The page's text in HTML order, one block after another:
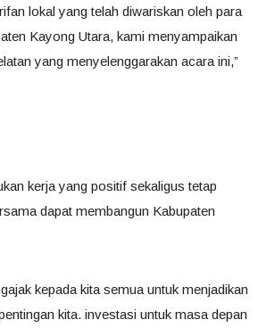
lokal yang telah diwariskan oleh para
Kayong Utara, kami menyampaikan
yang menyelenggarakan acara ini,”
kerja yang positif sekaligus tetap
dapat membangun Kabupaten
kepada kita semua untuk menjadikan
kita. investasi untuk masa depan